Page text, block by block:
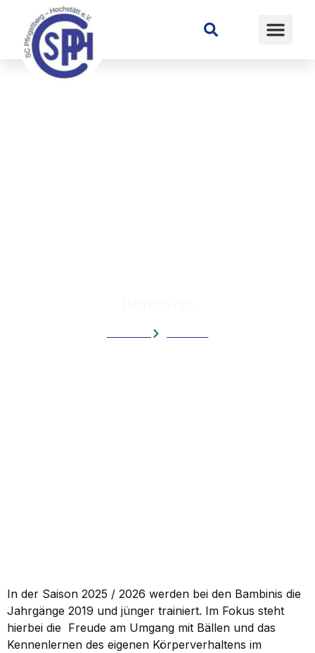
Suchen
In der Saison 2025 / 2026 werden bei den Bambinis die
Jahrgänge 2019 und jünger trainiert. Im Fokus steht
hierbei die Freude am Umgang mit Bällen und das
Kennenlernen des eigenen Körperverhaltens im